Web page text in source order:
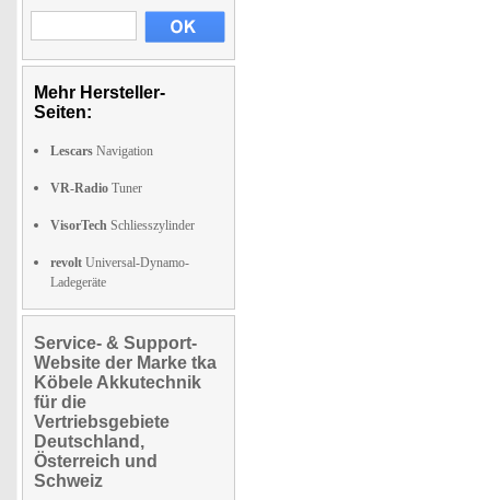
Mehr Hersteller-
Seiten:
Lescars Navigation
VR-Radio Tuner
VisorTech Schliesszylinder
revolt Universal-Dynamo-
Ladegeräte
Service- & Support-
Website der Marke tka
Köbele Akkutechnik
für die
Vertriebsgebiete
Deutschland,
Österreich und
Schweiz